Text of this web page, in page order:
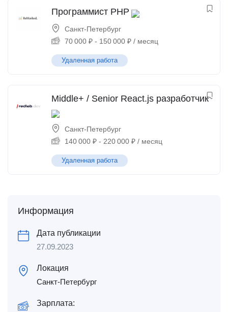
Программист PHP
Санкт-Петербург
70 000 ₽ - 150 000 ₽ / месяц
Удаленная работа
Middle+ / Senior React.js разработчик
Санкт-Петербург
140 000 ₽ - 220 000 ₽ / месяц
Удаленная работа
Информация
Дата публикации
27.09.2023
Локация
Санкт-Петербург
Зарплата: